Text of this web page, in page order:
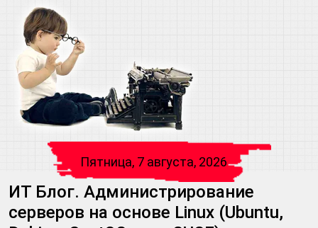
Пятница, 7 августа, 2026
ИТ Блог. Администрирование
серверов на основе Linux (Ubuntu,